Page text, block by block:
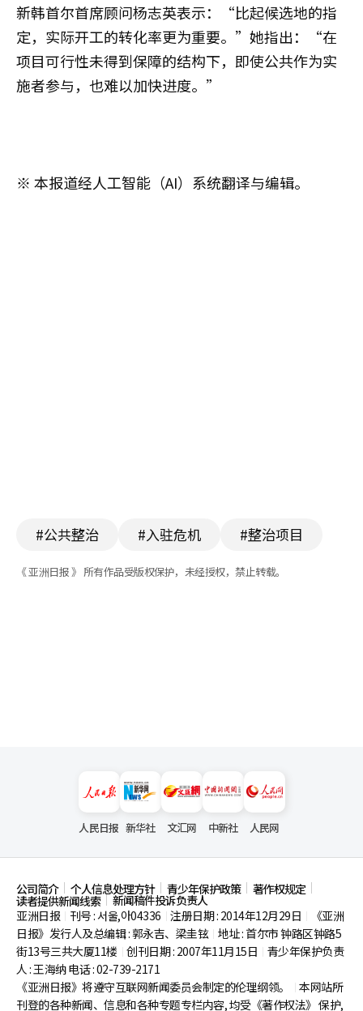
新韩首尔首席顾问杨志英表示：“比起候选地的指
定，实际开工的转化率更为重要。”她指出：“在
项目可行性未得到保障的结构下，即使公共作为实
施者参与，也难以加快进度。”
※ 本报道经人工智能（AI）系统翻译与编辑。
#公共整治 #入驻危机 #整治项目
《 亚洲日报 》 所有作品受版权保护，未经授权，禁止转载。
人民日报 新华社 文汇网 中新社 人民网
公司简介 个人信息处理方针 青少年保护政策 著作权规定
读者提供新闻线索
新闻稿件投诉负责人
亚洲日报
刊号 : 서울,아04336 注册日期 : 2014年12月29日
《亚洲
日报》发行人及总编辑 : 郭永吉、梁圭铉 地址 : 首尔市钟路区钟路5
街13号三共大厦11楼 创刊日期 : 2007年11月15日
青少年保护负责
人 : 王海纳 电话 : 02-739-2171
《亚洲日报》将遵守互联网新闻委员会制定的伦理纲领。
本网站所
刊登的各种新闻、信息和各种专题专栏内容, 均受《著作权法》 保护,